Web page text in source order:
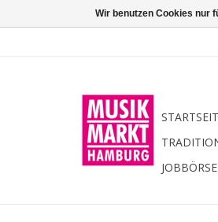
JOBBÖRSE
Wir benutzen Cookies nur